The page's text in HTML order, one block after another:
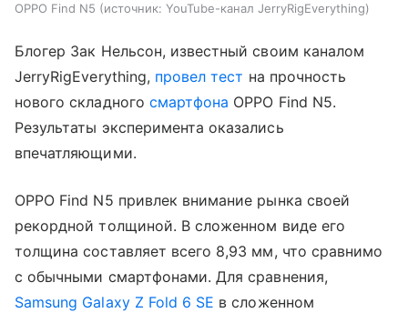
OPPO Find N5 источник: YouTube-канал JerryRigEverything
Блогер Зак Нельсон, известный своим каналом
JerryRigEverything, провел тест на прочность
нового складного смартфона OPPO Find N5.
Результаты эксперимента оказались
впечатляющими.
OPPO Find N5 привлек внимание рынка своей
рекордной толщиной. В сложенном виде его
толщина составляет всего 8,93 мм, что сравнимо
с обычными смартфонами. Для сравнения,
Samsung Galaxy Z Fold 6 SE в сложенном